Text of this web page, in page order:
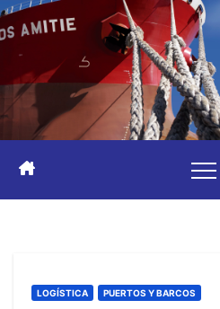
LOGÍSTICA PUERTOS Y BARCOS